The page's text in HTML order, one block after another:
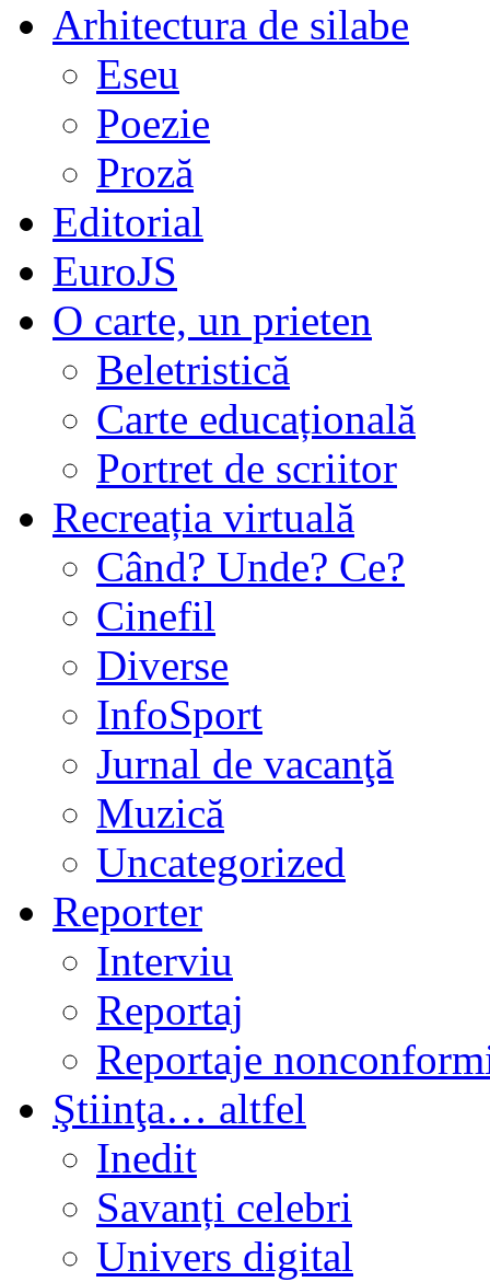
Arhitectura de silabe
Eseu
Poezie
Proză
Editorial
EuroJS
O carte, un prieten
Beletristică
Carte educațională
Portret de scriitor
Recreația virtuală
Când? Unde? Ce?
Cinefil
Diverse
InfoSport
Jurnal de vacanţă
Muzică
Uncategorized
Reporter
Interviu
Reportaj
Reportaje
Ştiinţa… altfel
Inedit
Savanți celebri
Univers digital